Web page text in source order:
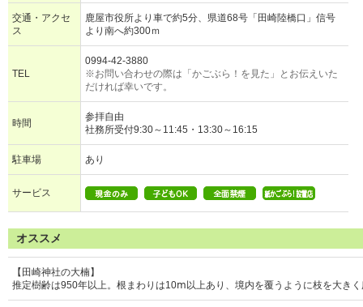
交通・アクセ
ス
鹿屋市役所より車で約5分、県道68号「田崎陸橋口」信号
より南へ約300ｍ
TEL
0994-42-3880
※お問い合わせの際は「かごぶら！を見た」とお伝えいた
だければ幸いです。
時間
参拝自由
社務所受付9:30～11:45・13:30～16:15
駐車場 あり
サービス
オススメ
【田崎神社の大楠】
推定樹齢は950年以上。根まわりは10ⅿ以上あり、境内を覆うように枝を大き